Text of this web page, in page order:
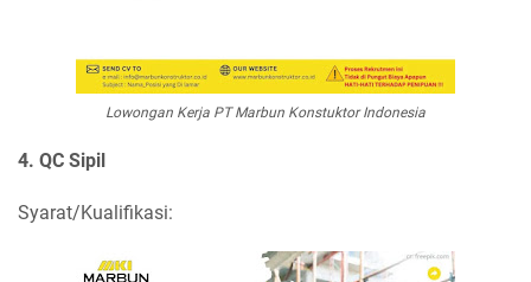
Lowongan Kerja PT Marbun Konstuktor Indonesia
4. QC Sipil
Syarat/Kualifikasi: